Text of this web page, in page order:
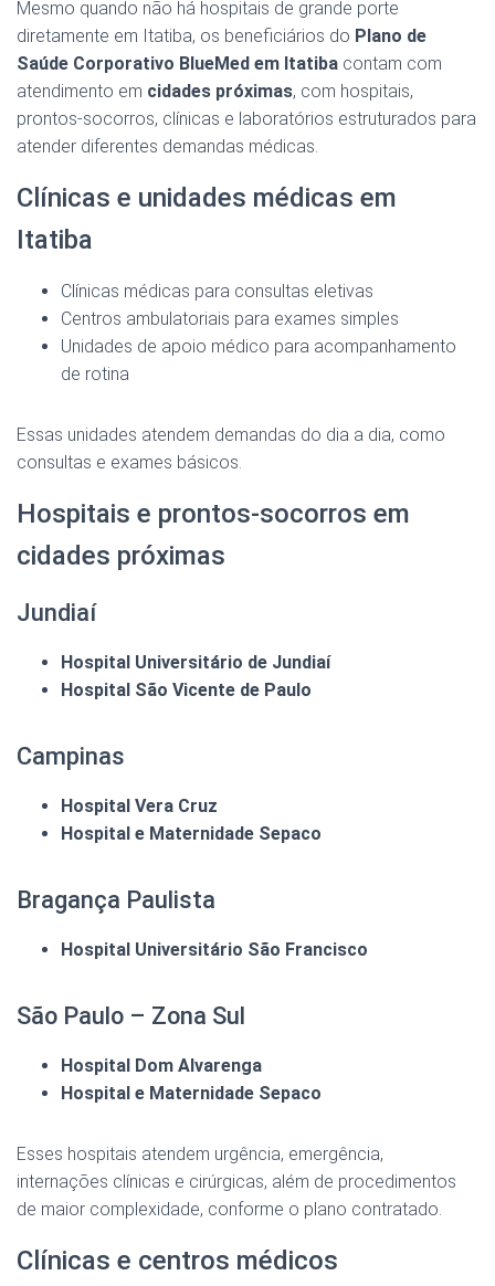
Mesmo quando não há hospitais de grande porte
diretamente em Itatiba, os beneficiários do Plano de
Saúde Corporativo BlueMed em Itatiba contam com
atendimento em cidades próximas, com hospitais,
prontos-socorros, clínicas e laboratórios estruturados para
atender diferentes demandas médicas.
Clínicas e unidades médicas em
Itatiba
Clínicas médicas para consultas eletivas
Centros ambulatoriais para exames simples
Unidades de apoio médico para acompanhamento
de rotina
Essas unidades atendem demandas do dia a dia, como
consultas e exames básicos.
Hospitais e prontos-socorros em
cidades próximas
Jundiaí
Hospital Universitário de Jundiaí
Hospital São Vicente de Paulo
Campinas
Hospital Vera Cruz
Hospital e Maternidade Sepaco
Bragança Paulista
Hospital Universitário São Francisco
São Paulo – Zona Sul
Hospital Dom Alvarenga
Hospital e Maternidade Sepaco
Esses hospitais atendem urgência, emergência,
internações clínicas e cirúrgicas, além de procedimentos
de maior complexidade, conforme o plano contratado.
Clínicas e centros médicos